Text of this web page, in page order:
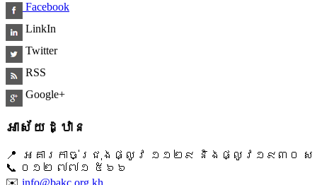
Facebook
LinkIn
Twitter
RSS
Google+
អាស័យដ្ឋាន
📍 អគារកាច់ជ្រុងផ្លូវ ១១២៩ និងផ្លូវ១៩៣០ ស
📞 ​០១២ ៧៧១ ៥៦៦
✉️ info@bakc.org.kh